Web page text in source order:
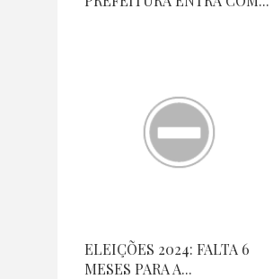
ELEIÇÕES 2024: FALTA 6
MESES PARA A...